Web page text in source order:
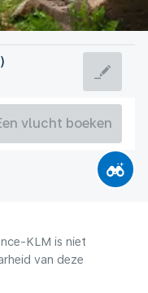
vlucht boeken
KLM is niet
van deze